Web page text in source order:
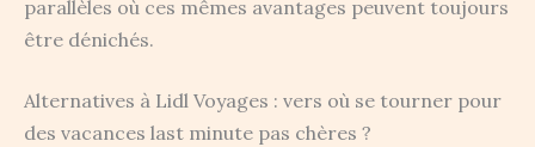
parallèles où ces mêmes avantages peuvent toujours
être dénichés.
Alternatives à Lidl Voyages : vers où se tourner pour
des vacances last minute pas chères ?